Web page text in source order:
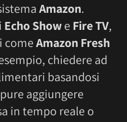
Amazon.
Echo Showe Fire TV,
comeAmazon Fresh
chiedere ad
basandosi
aggiungere
in tempo reale o